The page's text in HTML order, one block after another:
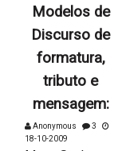
Modelos de
Discurso de
formatura,
tributo e
mensagem:
Anonymous
3
18-10-2009